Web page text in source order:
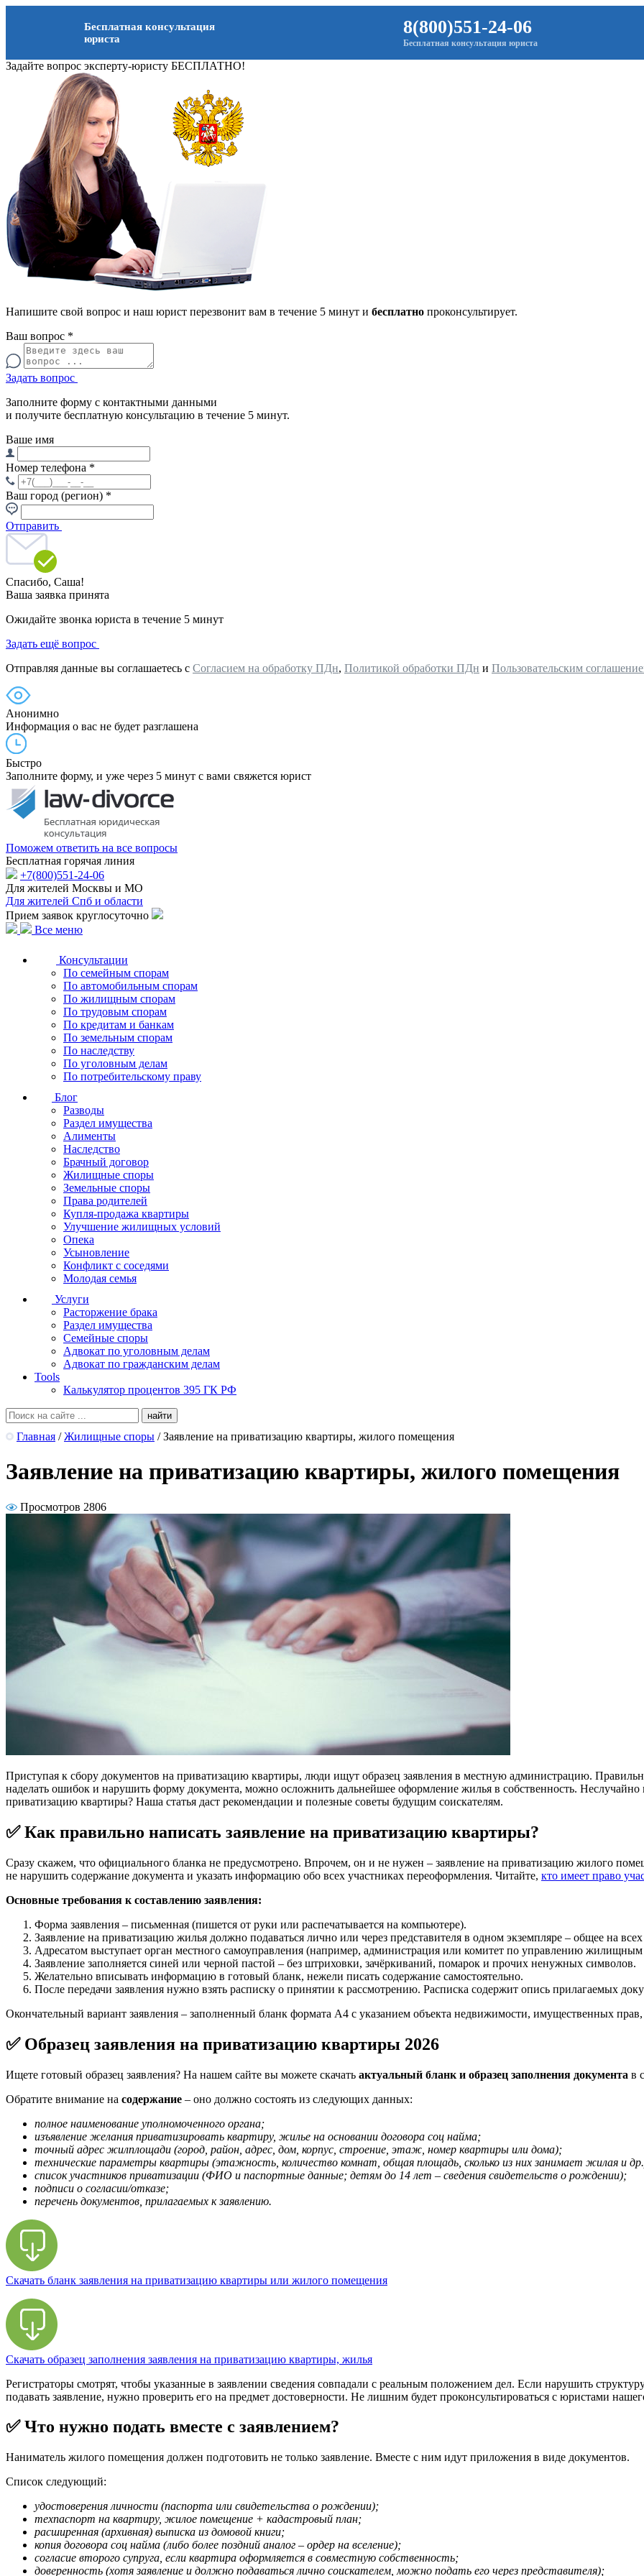
Бесплатная консультация
юриста
8(800)551-24-06
Бесплатная консультация юриста
Задайте вопрос эксперту-юристу БЕСПЛАТНО!
Напишите свой вопрос и наш юрист перезвонит вам в течение 5 минут и бесплатно проконсультирует.
Ваш вопрос *
Задать вопрос
Заполните форму с контактными данными
и получите бесплатную консультацию в течение 5 минут.
Ваше имя
Номер телефона *
Ваш город (регион) *
Отправить
Спасибо, Саша!
Ваша заявка принята
Ожидайте звонка юриста в течение 5 минут
Задать ещё вопрос
Отправляя данные вы соглашаетесь с Согласием на обработку ПДн, Политикой обработки ПДн и Пользовательским
Анонимно
Информация о вас не будет разглашена
Быстро
Заполните форму, и уже через 5 минут с вами свяжется юрист
Поможем ответить на все вопросы
Бесплатная горячая линия
+7(800)551-24-06
Для жителей Москвы и МО
Для жителей Спб и области
Прием заявок круглосуточно
Все меню
Консультации
По семейным спорам
По автомобильным спорам
По жилищным спорам
По трудовым спорам
По кредитам и банкам
По земельным спорам
По наследству
По уголовным делам
По потребительскому праву
Блог
Разводы
Раздел имущества
Алименты
Наследство
Брачный договор
Жилищные споры
Земельные споры
Права родителей
Купля-продажа квартиры
Улучшение жилищных условий
Опека
Усыновление
Конфликт с соседями
Молодая семья
Услуги
Расторжение брака
Раздел имущества
Семейные споры
Адвокат по уголовным делам
Адвокат по гражданским делам
Tools
Калькулятор процентов 395 ГК РФ
Главная / Жилищные споры / Заявление на приватизацию квартиры, жилого помещения
Заявление на приватизацию квартиры, жилого помещения
Просмотров 2806
Приступая к сбору документов на приватизацию квартиры, люди ищут образец заявления в местную администрацию.
наделать ошибок и нарушить форму документа, можно осложнить дальнейшее оформление жилья в собственность. Неслучайно
приватизацию квартиры? Наша статья даст рекомендации и полезные советы будущим соискателям.
✅ Как правильно написать заявление на приватизацию квартиры?
Сразу скажем, что официального бланка не предусмотрено. Впрочем, он и не нужен – заявление на приватизацию жилого
не нарушить содержание документа и указать информацию обо всех участниках переоформления. Читайте, кто имеет право
Основные требования к составлению заявления:
Форма заявления – письменная (пишется от руки или распечатывается на компьютере).
Заявление на приватизацию жилья должно подаваться лично или через представителя в одном экземпляре – общее на
Адресатом выступает орган местного самоуправления (например, администрация или комитет по управлению
Заявление заполняется синей или черной пастой – без штриховки, зачёркиваний, помарок и прочих ненужных символов.
Желательно вписывать информацию в готовый бланк, нежели писать содержание самостоятельно.
После передачи заявления нужно взять расписку о принятии к рассмотрению. Расписка содержит опись прилагаемых
Окончательный вариант заявления – заполненный бланк формата А4 с указанием объекта недвижимости, имущественных
✅ Образец заявления на приватизацию квартиры 2026
Ищете готовый образец заявления? На нашем сайте вы можете скачать актуальный бланк и образец заполнения документа в
Обратите внимание на содержание – оно должно состоять из следующих данных:
полное наименование уполномоченного органа;
изъявление желания приватизировать квартиру, жилье на основании договора соц найма;
точный адрес жилплощади (город, район, адрес, дом, корпус, строение, этаж, номер квартиры или дома);
технические параметры квартиры (этажность, количество комнат, общая площадь, сколько из них занимает жилая и
список участников приватизации (ФИО и паспортные данные; детям до 14 лет – сведения свидетельств о рождении);
подписи о согласии/отказе;
перечень документов, прилагаемых к заявлению.
Скачать бланк заявления на приватизацию квартиры или жилого помещения
Скачать образец заполнения заявления на приватизацию квартиры, жилья
Регистраторы смотрят, чтобы указанные в заявлении сведения совпадали с реальным положением дел. Если нарушить
подавать заявление, нужно проверить его на предмет достоверности. Не лишним будет проконсультироваться с юристами
✅ Что нужно подать вместе с заявлением?
Наниматель жилого помещения должен подготовить не только заявление. Вместе с ним идут приложения в виде документов.
Список следующий:
удостоверения личности (паспорта или свидетельства о рождении);
техпаспорт на квартиру, жилое помещение + кадастровый план;
расширенная (архивная) выписка из домовой книги;
копия договора соц найма (либо более поздний аналог – ордер на вселение);
согласие второго супруга, если квартира оформляется в совместную собственность;
доверенность (хотя заявление и должно подаваться лично соискателем, можно подать его через представителя);